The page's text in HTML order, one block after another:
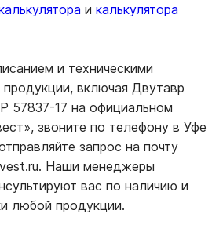
и калькулятора
и техническими
продукции, включая Двутавр
17 на официальном
звоните по телефону в Уфе
запрос на почту
Наши менеджеры
вас по наличию и
любой продукции.